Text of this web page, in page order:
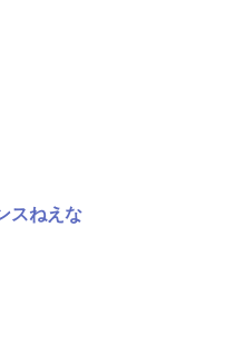
スねえな